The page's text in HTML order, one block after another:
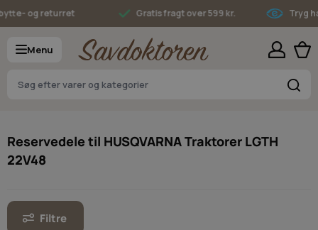
Skip to Content
og returret Gratis fragt over 599 kr. Tryg
Menu
Reservedele til HUSQVARNA Traktorer LGTH
22V48
Filtre